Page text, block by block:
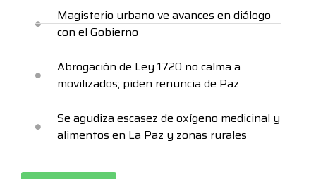
Magisterio urbano ve avances en diálogo
con el Gobierno
Abrogación de Ley 1720 no calma a
movilizados; piden renuncia de Paz
Se agudiza escasez de oxígeno medicinal y
alimentos en La Paz y zonas rurales